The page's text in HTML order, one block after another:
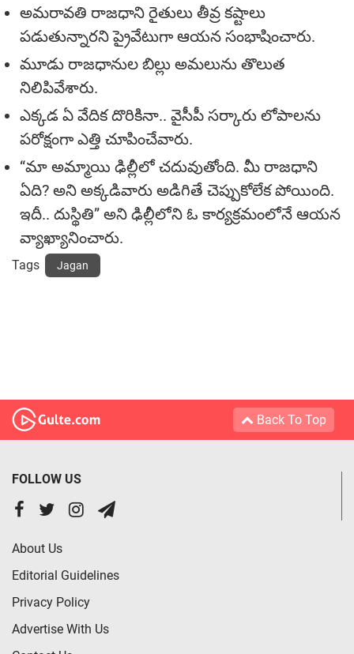
అమ‌రావ‌తి రాజ‌ధాని రైతులు తీవ్ర క‌ష్టాలు
ప‌డుతున్నార‌ని ప్రైవేటుగా ఆయ‌న సంభాషించారు.
మూడు రాజ‌ధానుల బిల్లు అమ‌లును తొలుత
నిలిపివేశారు.
ఎక్క‌డ ఏ వేదిక దొరికినా.. వైసీపీ స‌ర్కారు లోపాల‌ను
ప‌రోక్షంగా ఎత్తి చూపించేవారు.
“మా అమ్మాయి ఢిల్లీలో చ‌దువుతోంది. మీ రాజ‌ధాని
ఏది? అని అక్క‌డివారు అడిగితే చెప్పుకోలేక పోయింది.
ఇదీ.. దుస్థితి” అని ఢిల్లీలోని ఓ కార్య‌క్ర‌మంలోనే ఆయ‌న
వ్యాఖ్యానించారు.
Tags Jagan
Back To Top
FOLLOW US
About Us
Editorial Guidelines
Privacy Policy
Advertise With Us